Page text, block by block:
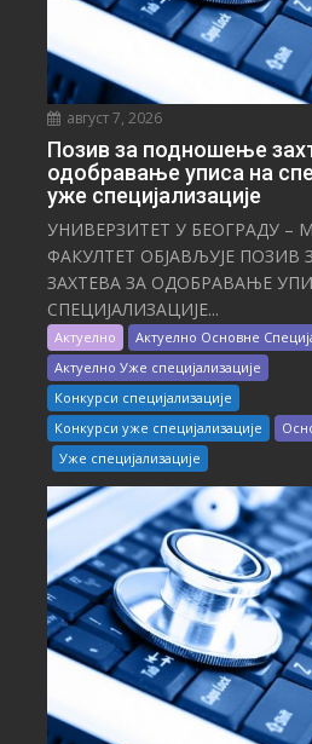
август 7, 2026
Позив за подношење
одобравање уписа на
уже специјализације
УНИВЕРЗИТЕТ У БЕОГРАДУ –
ФАКУЛТЕТ ОБЈАВЉУЈЕ
ЗАХТЕВА ЗА ОДОБРАВАЊЕ
СПЕЦИЈАЛИЗАЦИЈЕ...
Актуелно
Актуелно Основне
Актуелно Уже специјализације
Конкурси специјализације
Конкурси уже специјализације
Уже специјализације